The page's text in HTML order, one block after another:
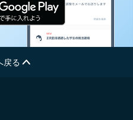
戻る